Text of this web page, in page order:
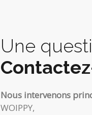
Une
Nous intervenons
WOIPPY,